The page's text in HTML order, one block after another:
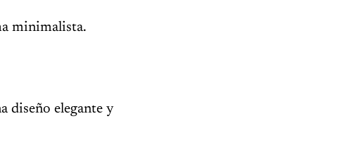
minimalista.
diseño elegante y